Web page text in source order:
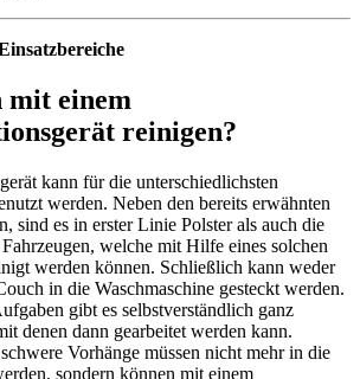
mit einem
reinigen?
kann für die unterschiedlichsten
werden. Neben den bereits erwähnten
sind es in erster Linie Polster als auch die
welche mit Hilfe eines solchen
werden können. Schließlich kann weder
in die Waschmaschine gesteckt werden.
gibt es selbstverständlich ganz
denen dann gearbeitet werden kann.
Vorhänge müssen nicht mehr in die
sondern können mit einem